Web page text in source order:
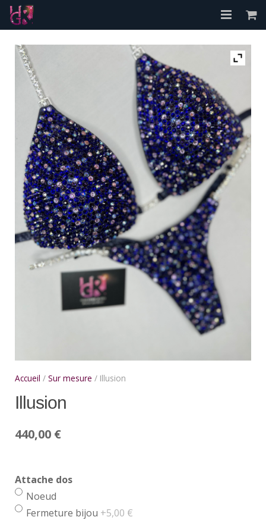
Accueil
A propos
Les Bikinis
Contact
Mon compte
Accueil / Sur mesure / Illusion
Illusion
440,00 €
Attache dos
Noeud
Fermeture bijou +5,00 €